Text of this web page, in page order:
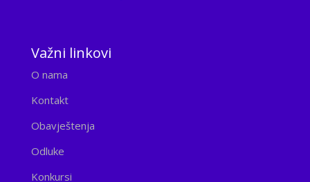
Važni linkovi
O nama
Kontakt
Obavještenja
Odluke
Konkursi